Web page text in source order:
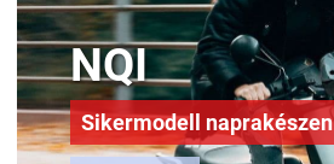
NQI
Sikermodell naprakészen